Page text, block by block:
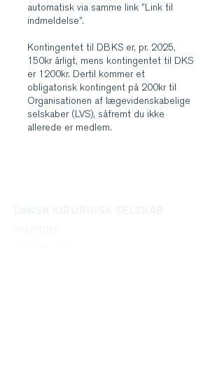
automatisk via samme link ”Link til
indmeldelse”.
Kontingentet til DBKS er, pr. 2025,
150kr årligt, mens kontingentet til DKS
er 1200kr. Dertil kommer et
obligatorisk kontingent på 200kr til
Organisationen af lægevidenskabelige
selskaber (LVS), såfremt du ikke
allerede er medlem.